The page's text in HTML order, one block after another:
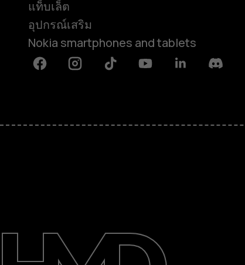
not
work.
การสนับสนุน
แท็บเล็ต
อุปกรณ์เสริม
Nokia smartphones and tablets
FacebookInstagramTiktok YoutubeLinkedinDiscord